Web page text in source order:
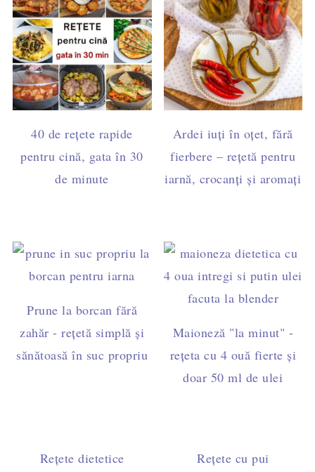
40 de rețete rapide
pentru cină, gata în 30
de minute
Ardei iuți în oțet, fără
fierbere – rețetă pentru
iarnă, crocanți și aromați
Prune la borcan fără
zahăr - rețetă simplă și
sănătoasă în suc propriu
Maioneză "la minut" -
rețeta cu 4 ouă fierte și
doar 50 ml de ulei
Rețete dietetice Rețete cu pui